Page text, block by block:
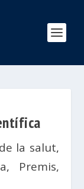
la salut,
, Premis,